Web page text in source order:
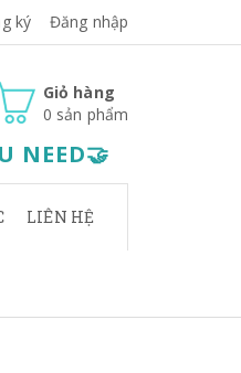
ký Đăng nhập
Giỏ hàng
0 sản phẩm
NEED🤝
LIÊN HỆ